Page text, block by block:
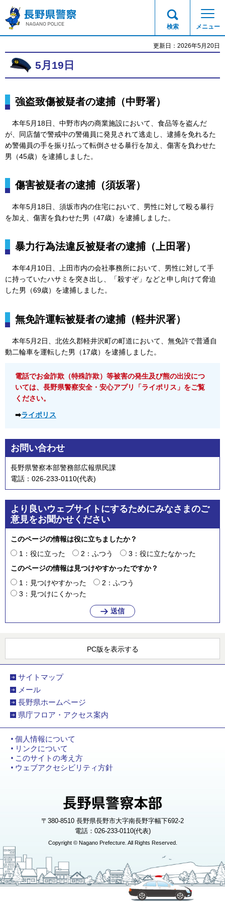
長野県警察
検索 メニュー
更新日：2026年5月20日
5月19日
強盗致傷被疑者の逮捕（中野署）
本年5月18日、中野市内の商業施設において、食品等を盗んだ
が、同店舗で警戒中の警備員に発見されて逃走し、逮捕を免れるた
め警備員の手を振り払って転倒させる暴行を加え、傷害を負わせた
男（45歳）を逮捕しました。
傷害被疑者の逮捕（須坂署）
本年5月18日、 須坂市内の住宅において、男性に対して殴る暴行
を加え、傷害を負わせた男（47歳）を逮捕しました。
暴力行為法違反被疑者の逮捕（上田署）
本年4月10日、上田市内の会社事務所において、男性に対して手
に持っていたハサミを突き出し、「殺すぞ」などと申し向けて脅迫
した男（69歳）を逮捕しました。
無免許運転被疑者の逮捕（軽井沢署）
本年5月2日、北佐久郡軽井沢町の町道において、無免許で普通自
動二輪車を運転した男（17歳）を逮捕しました。
電話でお金詐欺（特殊詐欺）等被害の発生及び熊の出没につ
いては、長野県警察安全・安心アプリ「ライポリス」をご覧
ください。
➡ライポリス
お問い合わせ
長野県警察本部警務部広報県民課
電話：026-233-0110(代表)
より良いウェブサイトにするためにみなさまのご
意見をお聞かせください
このページの情報は役に立ちましたか？
1：役に立った
2：ふつう
3：役に立たなかった
このページの情報は見つけやすかったですか？
1：見つけやすかった
2：ふつう
3：見つけにくかった
PC版を表示する
サイトマップ
メール
長野県ホームページ
県庁フロア・アクセス案内
個人情報について
リンクについて
このサイトの考え方
ウェブアクセシビリティ方針
〒380-8510 長野県長野市大字南長野字幅下692-2
電話：026-233-0110(代表)
Copyright © Nagano Prefecture. All Rights Reserved.